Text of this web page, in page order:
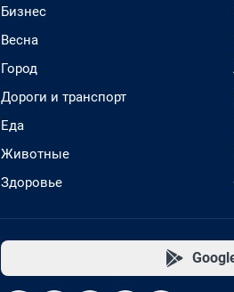
Бизнес
Весна
Город
Дороги и транспорт
Еда
Животные
Здоровье